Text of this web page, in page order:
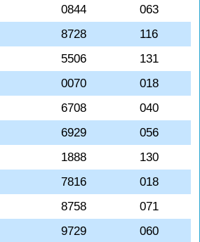
0844
063
8728
116
5506
131
0070
018
6708
040
6929
056
1888
130
7816
018
8758
071
9729
060